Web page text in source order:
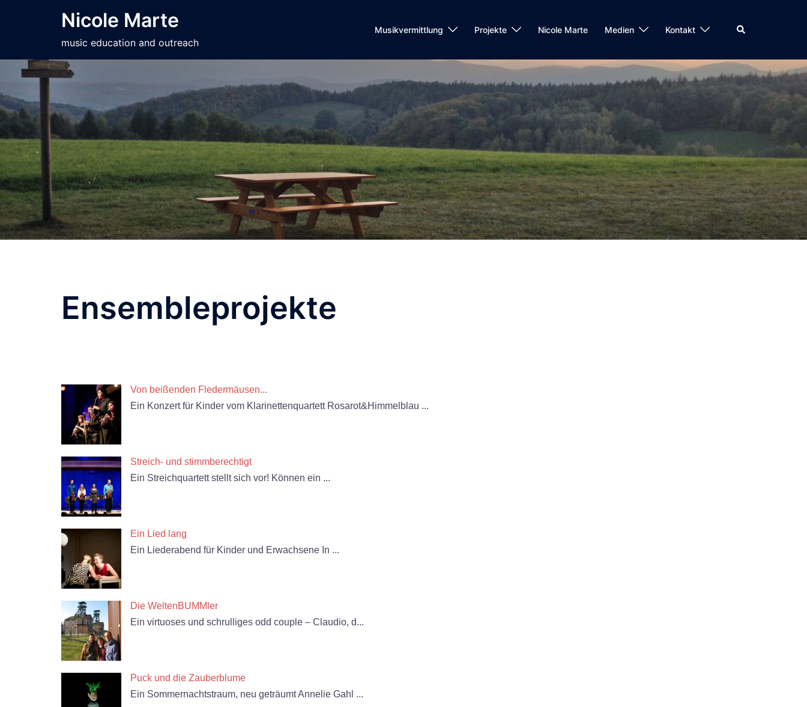
Nicole Marte
music education and outreach
Musikvermittlung Projekte Nicole Marte Medien Kontakt Search
Ensembleprojekte
Von beißenden Fledermäusen...
Ein Konzert für Kinder vom Klarinettenquartett Rosarot&Himmelblau ...
Streich- und stimmberechtigt
Ein Streichquartett stellt sich vor! Können ein ...
Ein Lied lang
Ein Liederabend für Kinder und Erwachsene In ...
Die WeltenBUMMler
Ein virtuoses und schrulliges odd couple – Claudio, d...
Puck und die Zauberblume
Ein Sommernachtstraum, neu geträumt Annelie Gahl ...